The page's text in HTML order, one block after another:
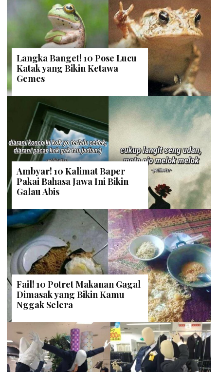
Langka Banget! 10 Pose Lucu
Katak yang Bikin Ketawa
Gemes
Ambyar! 10 Kalimat Baper
Pakai Bahasa Jawa Ini Bikin
Galau Abis
Fail! 10 Potret Makanan Gagal
Dimasak yang Bikin Kamu
Nggak Selera